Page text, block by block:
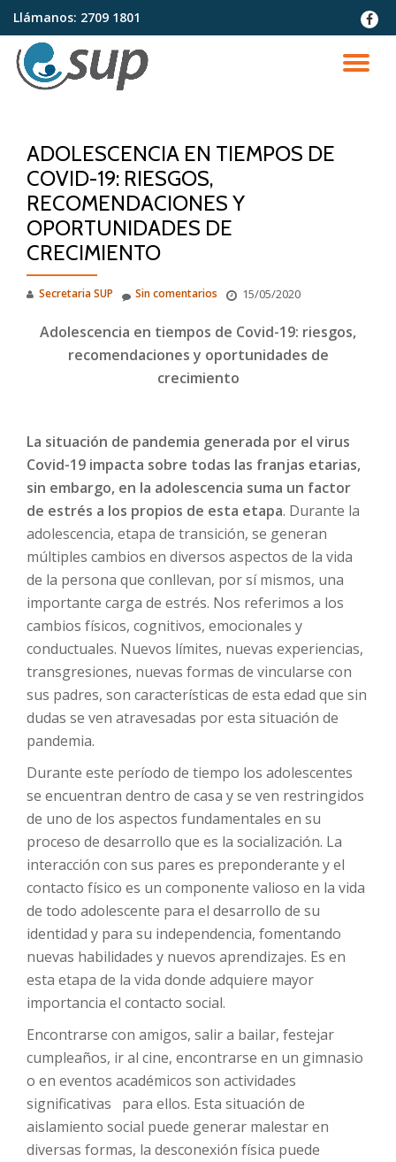
Saltar
contenido
Llámanos: 2709 1801
fa-
ADOLESCENCIA EN TIEMPOS DE
COVID-19: RIESGOS,
RECOMENDACIONES Y
OPORTUNIDADES DE
CRECIMIENTO
Secretaria SUP 15/05/2020
Sin comentarios
Adolescencia en tiempos de Covid-19: riesgos,
recomendaciones y oportunidades de
crecimiento
La situación de pandemia generada por el virus
Covid-19 impacta sobre todas las franjas etarias,
sin embargo, en la adolescencia suma un factor
de estrés a los propios de esta etapa. Durante la
adolescencia, etapa de transición, se generan
múltiples cambios en diversos aspectos de la vida
de la persona que conllevan, por sí mismos, una
importante carga de estrés. Nos referimos a los
cambios físicos, cognitivos, emocionales y
conductuales. Nuevos límites, nuevas experiencias,
transgresiones, nuevas formas de vincularse con
sus padres, son características de esta edad que sin
dudas se ven atravesadas por esta situación de
pandemia.
Durante este período de tiempo los adolescentes
se encuentran dentro de casa y se ven restringidos
de uno de los aspectos fundamentales en su
proceso de desarrollo que es la socialización. La
interacción con sus pares es preponderante y el
contacto físico es un componente valioso en la vida
de todo adolescente para el desarrollo de su
identidad y para su independencia, fomentando
nuevas habilidades y nuevos aprendizajes. Es en
esta etapa de la vida donde adquiere mayor
importancia el contacto social.
Encontrarse con amigos, salir a bailar, festejar
cumpleaños, ir al cine, encontrarse en un gimnasio
o en eventos académicos son actividades
significativas para ellos. Esta situación de
aislamiento social puede generar malestar en
diversas formas, la desconexión física puede